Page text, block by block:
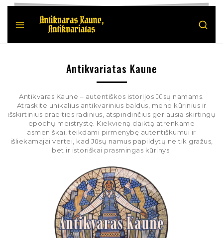
Antikvariatas Kaune
Antikvaras Kaune – autentiškos istorijos Jūsų namams.
Atraskite unikalius antikvarinius baldus, meno kūrinius ir
išskirtinius praeities radinius, atspindinčius geriausią skirtingų
epochų meistrystę. Kiekvieną daiktą atrenkame
asmeniškai, teikdami pirmenybę autentiškumui ir
išliekamajai vertei, kad Jūsų namus papildytų ne tik gražus,
bet ir istoriškai prasmingas kūrinys.